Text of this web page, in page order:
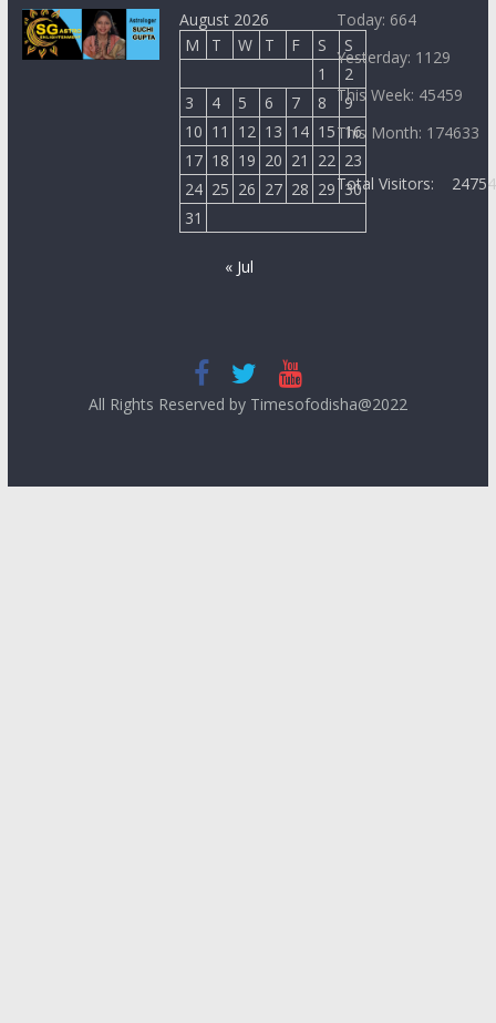
August 2026
M
T W T F S
S
1
2
3
4 5 6 7 8
9
10 11 12 13 14 15 16
17 18 19 20 21 22 23
24 25 26 27 28 29 30
31
« Jul
Today: 664
Yesterday: 1129
This Week: 45459
This Month: 174633
Total Visitors:
All Rights Reserved by Timesofodisha@2022